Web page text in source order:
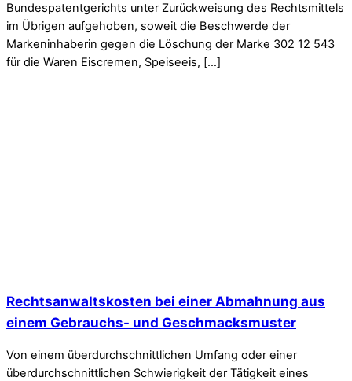
Bundespatentgerichts unter Zurückweisung des Rechtsmittels
im Übrigen aufgehoben, soweit die Beschwerde der
Markeninhaberin gegen die Löschung der Marke 302 12 543
für die Waren Eiscremen, Speiseeis, […]
Rechtsanwaltskosten bei einer Abmahnung aus
einem Gebrauchs- und Geschmacksmuster
Von einem überdurchschnittlichen Umfang oder einer
überdurchschnittlichen Schwierigkeit der Tätigkeit eines